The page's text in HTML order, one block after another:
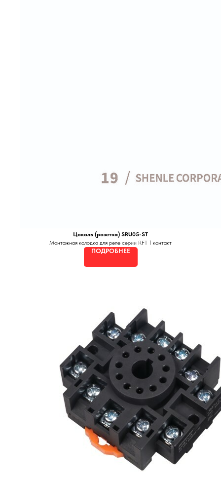
Цоколь (розетка) SRU05-ST
Монтажная колодка для реле серии RFT 1 контакт
ПОДРОБНЕЕ